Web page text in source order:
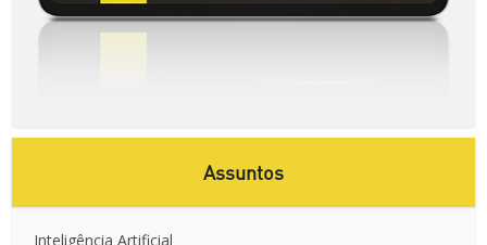
Assuntos
Inteligência Artificial